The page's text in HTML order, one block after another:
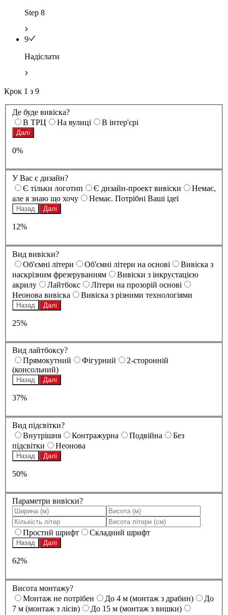
Step 8
9
Надіслати
Крок 1 з 9
Де буде вивіска?
В ТРЦ
На вулиці В інтер'єрі
Далі
0%
У Вас є дизайн?
Є тільки логотип
Є дизайн-проект вивіски
Немає,
але я знаю що хочу
Немає. Потрібні Ваші ідеї
Назад Далі
12%
Вид вивіски?
Oб'ємні літери
Oб'ємні літери на основі
Вивіска з
наскрізним фрезеруванням
Вивіски з інкрустацією
акрилу
Лайтбокс
Літери на прозорій основі
Неонова вивіска
Вивіска з різними технологіями
Назад Далі
25%
Вид лайтбоксу?
Прямокутний
Фігурний
2-сторонній
(консольний)
Назад Далі
37%
Вид підсвітки?
Внутрішня
Контражурна Подвійна
Без
підсвітки
Неонова
Назад Далі
50%
Параметри вивіски?
Простий шрифт Складний шрифт
Назад Далі
62%
Висота монтажу?
Монтаж не потрібен
До 4 м (монтаж з драбин)
До
7 м (монтаж з лісів)
До 15 м (монтаж з вишки)